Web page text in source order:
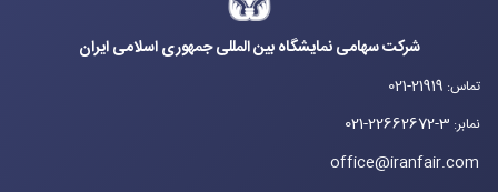
شرکت سهامی نمایشگاه بین المللی جمهوری اسلامی ایران
تماس:
021-21919
نمابر:
021-22662672-3
office@iranfair.com